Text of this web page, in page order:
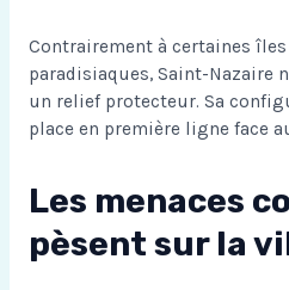
Contrairement à certaines
paradisiaques, Saint-Nazaire
un relief protecteur. Sa
place en première ligne face
Les menaces
pèsent sur la